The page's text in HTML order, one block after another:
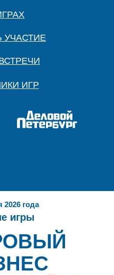
УЧАСТИЕ
ИГР
игры
2026 года